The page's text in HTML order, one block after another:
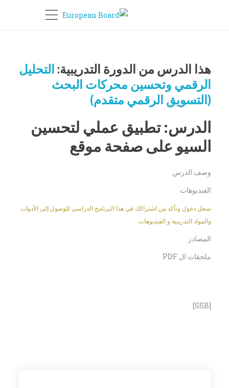
هذا الدرس من الدورة التدريبية: التحليل
الرقمي وتحسين محركات البحث
(التسويق الرقمي متقدم)
الدرس: تطبيق عملي لتحسين
السيو على صفحة موقع
وصف الدرس
الفيديوهات
سجل دخول وتأكد من اشتراكك في هذا البرنامج الدراسي للوصول إلى الأدوات
والمواد التدريبية و الفيديوهات
المصادر
ملحقات ال PDF
[SSB]